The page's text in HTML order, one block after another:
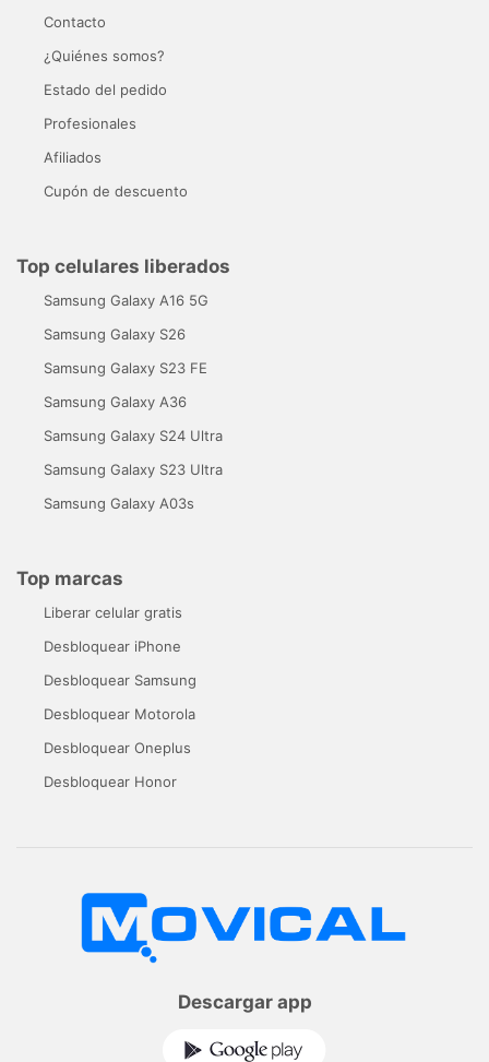
Contacto
¿Quiénes somos?
Estado del pedido
Profesionales
Afiliados
Cupón de descuento
Top celulares liberados
Samsung Galaxy A16 5G
Samsung Galaxy S26
Samsung Galaxy S23 FE
Samsung Galaxy A36
Samsung Galaxy S24 Ultra
Samsung Galaxy S23 Ultra
Samsung Galaxy A03s
Top marcas
Liberar celular gratis
Desbloquear iPhone
Desbloquear Samsung
Desbloquear Motorola
Desbloquear Oneplus
Desbloquear Honor
Descargar app